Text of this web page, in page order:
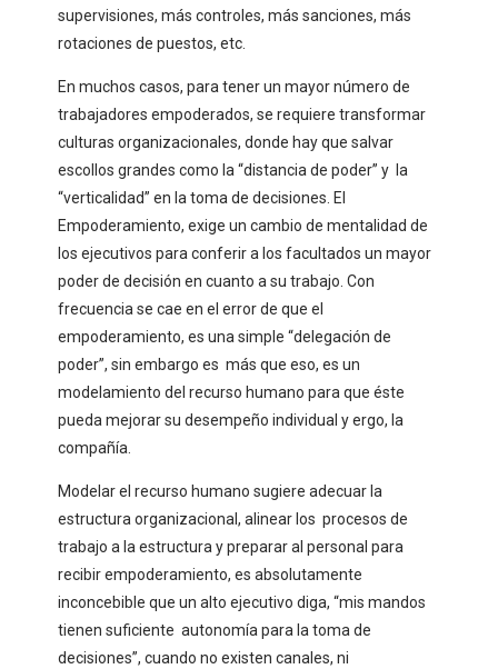
supervisiones, más controles, más sanciones, más
rotaciones de puestos, etc.
En muchos casos, para tener un mayor número de
trabajadores empoderados, se requiere transformar
culturas organizacionales, donde hay que salvar
escollos grandes como la “distancia de poder” y la
“verticalidad” en la toma de decisiones. El
Empoderamiento, exige un cambio de mentalidad de
los ejecutivos para conferir a los facultados un mayor
poder de decisión en cuanto a su trabajo. Con
frecuencia se cae en el error de que el
empoderamiento, es una simple “delegación de
poder”, sin embargo es más que eso, es un
modelamiento del recurso humano para que éste
pueda mejorar su desempeño individual y ergo, la
compañía.
Modelar el recurso humano sugiere adecuar la
estructura organizacional, alinear los procesos de
trabajo a la estructura y preparar al personal para
recibir empoderamiento, es absolutamente
inconcebible que un alto ejecutivo diga, “mis mandos
tienen suficiente autonomía para la toma de
decisiones”, cuando no existen canales, ni